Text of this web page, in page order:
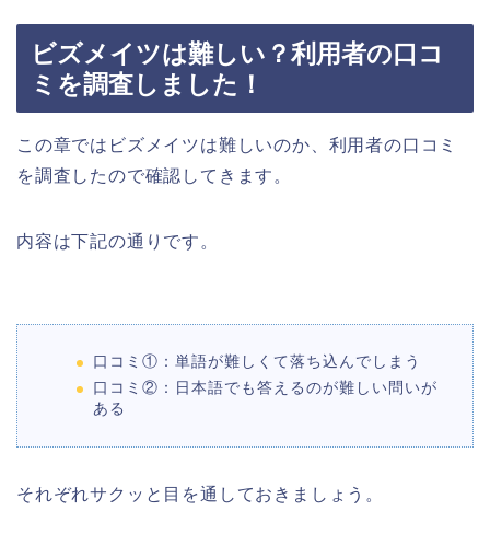
ビズメイツは難しい？利用者の口コ
ミを調査しました！
この章ではビズメイツは難しいのか、利用者の口コミ
を調査したので確認してきます。
内容は下記の通りです。
口コミ①：単語が難しくて落ち込んでしまう
口コミ②：日本語でも答えるのが難しい問いが
ある
それぞれサクッと目を通しておきましょう。